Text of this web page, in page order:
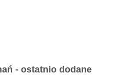
- ostatnio dodane